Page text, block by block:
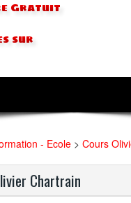
Gratuit
sur
- Ecole > Cours
Chartrain